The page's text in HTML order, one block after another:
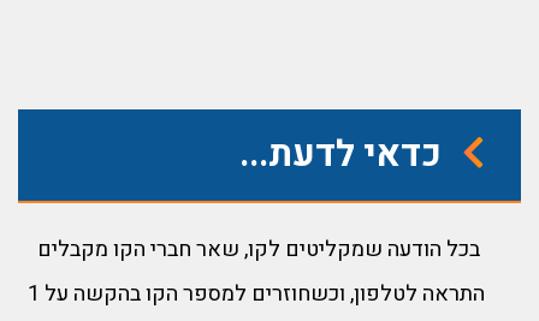
כדאי לדעת...
בכל הודעה שמקליטים לקו, שאר חברי הקו מקבלים
התראה לטלפון, וכשחוזרים למספר הקו בהקשה על 1